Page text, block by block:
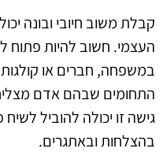
קבלת משוב חיובי ובונה
העצמי. חשוב להיות פתוח
במשפחה, חברים או
התחומים שבהם אדם
גישה זו יכולה להוביל
בהצלחות ובאתגרים.